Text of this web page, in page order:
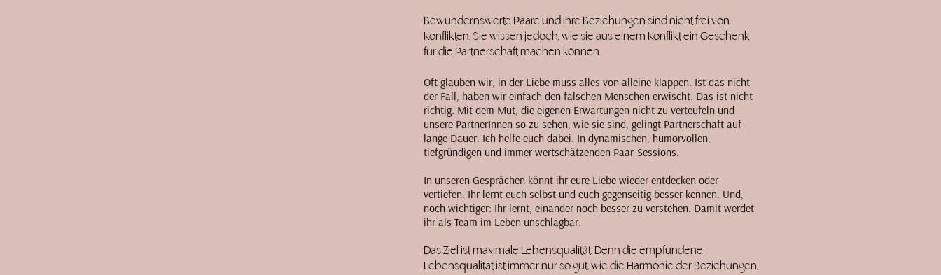
Bewundernswerte Paare und ihre Beziehungen sind nicht frei von
Konflikten. Sie wissen jedoch, wie sie aus einem Konflikt ein Geschenk
für die Partnerschaft machen können.
Oft glauben wir, in der Liebe muss alles von alleine klappen. Ist das nicht
der Fall, haben wir einfach den falschen Menschen erwischt. Das ist nicht
richtig. Mit dem Mut, die eigenen Erwartungen nicht zu verteufeln und
unsere PartnerInnen so zu sehen, wie sie sind, gelingt Partnerschaft auf
lange Dauer. Ich helfe euch dabei. In dynamischen, humorvollen,
tiefgründigen und immer wertschätzenden Paar-Sessions.​
In unseren Gesprächen könnt ihr eure Liebe wieder entdecken oder
vertiefen. Ihr lernt euch selbst und euch gegenseitig besser kennen. Und,
noch wichtiger: Ihr lernt, einander noch besser zu verstehen. Damit werdet
ihr als Team im Leben unschlagbar.
Das Ziel ist maximale Lebensqualität. Denn die empfundene
Lebensqualität ist immer nur so gut, wie die Harmonie der Beziehungen,